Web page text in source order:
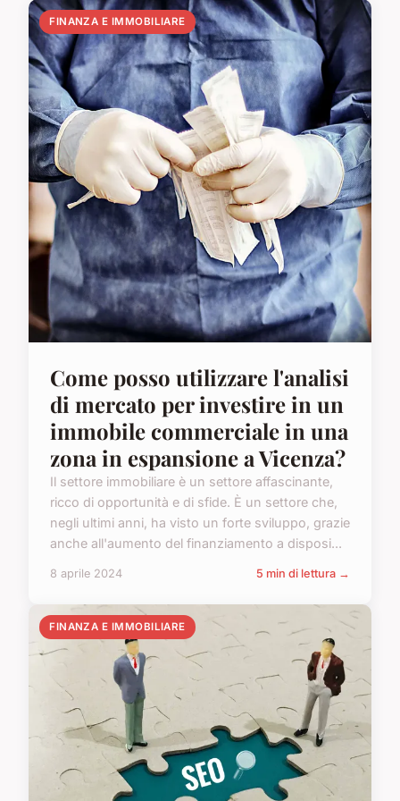
FINANZA E IMMOBILIARE
Come posso utilizzare l'analisi
di mercato per investire in un
immobile commerciale in una
zona in espansione a Vicenza?
Il settore immobiliare è un settore affascinante,
ricco di opportunità e di sfide. È un settore che,
negli ultimi anni, ha visto un forte sviluppo, grazie
anche all'aumento del finanziamento a disposi...
8 aprile 2024 5 min di lettura →
FINANZA E IMMOBILIARE